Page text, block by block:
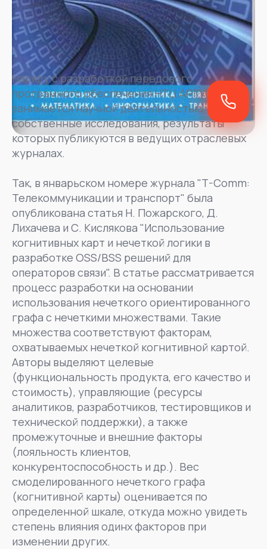
Наряду с разработкой передового
програмного обеспечения НТЦ АРГУС
занимается научной деятельностью, ведет
собственные исследования, результаты
которых публикуются в ведущих отраслевых
журналах.
Так, в январьском номере журнала "T-Comm:
Телекоммуникации и транспорт" была
опубликована статья Н. Пожарского, Д.
Лихачева и С. Кислякова "Использование
когнитивных карт и нечеткой логики в
разработке OSS/BSS решений для
операторов связи". В статье рассматривается
процесс разработки на основании
использования нечеткого ориентированного
графа с нечеткими множествами. Такие
множества соответствуют факторам,
охватываемых нечеткой когнитивной картой.
Авторы выделяют целевые
(функциональность продукта, его качество и
стоимость), управляющие (ресурсы
аналитиков, разработчиков, тестировщиков и
технической поддержки), а также
промежуточные и внешние факторы
(лояльность клиентов,
конкурентоспособность и др.). Вес
смоделированного нечеткого графа
(когнитивной карты) оценивается по
определенной шкале, откуда можно увидеть
степень влияния одинх факторов при
изменении других.